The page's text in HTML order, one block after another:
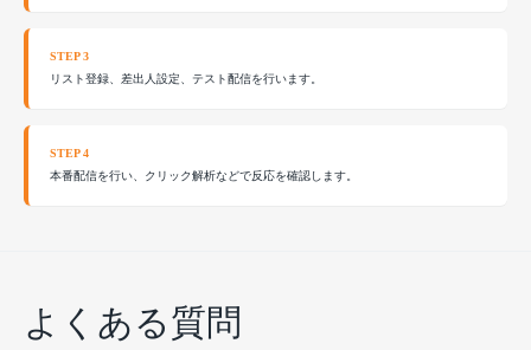
リスト登録、差出人設定、テスト配信を行います。
本番配信を行い、クリック解析などで反応を確認します。
よくある質問